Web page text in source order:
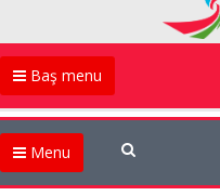
Baş menu
Menu